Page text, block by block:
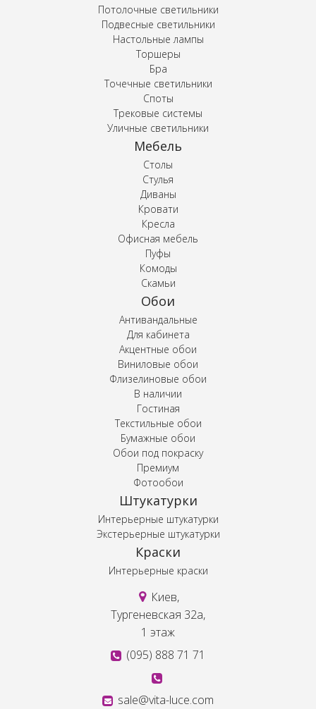
Потолочные светильники
Подвесные светильники
Настольные лампы
Торшеры
Бра
Точечные светильники
Споты
Трековые системы
Уличные светильники
Мебель
Столы
Стулья
Диваны
Кровати
Кресла
Офисная мебель
Пуфы
Комоды
Скамьи
Обои
Антивандальные
Для кабинета
Акцентные обои
Виниловые обои
Флизелиновые обои
В наличии
Гостиная
Текстильные обои
Бумажные обои
Обои под покраску
Премиум
Фотообои
Штукатурки
Интерьерные штукатурки
Экстерьерные штукатурки
Краски
Интерьерные краски
Киев,
Тургеневская 32а,
1 этаж
(095) 888 71 71
sale@vita-luce.com